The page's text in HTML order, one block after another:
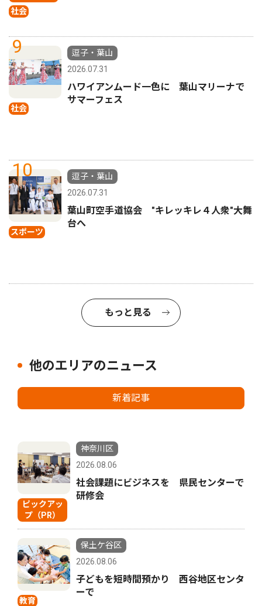
社会
9
社会
逗子・葉山
2026.07.31
ハワイアンムード一色に 葉山マリーナで
サマーフェス
10
スポーツ
逗子・葉山
2026.07.31
葉山町空手道協会 "キレッキレ４人衆"大舞
台へ
もっと見る
他のエリアのニュース
新着記事
ピックアッ
プ（PR）
神奈川区
2026.08.06
社会課題にビジネスを 県民センターで
研修会
教育
保土ケ谷区
2026.08.06
子どもを短時間預かり 西谷地区センタ
ーで